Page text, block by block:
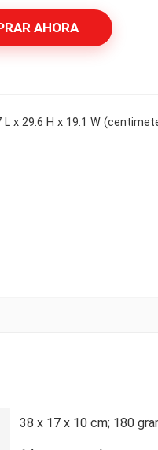
AHORA
x 29.6 H x 19.1 W
38 x 17 x 10 cm; 180